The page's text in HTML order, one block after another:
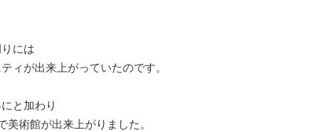
には
ィが出来上がっていたのです。
と加わり
美術館が出来上がりました。